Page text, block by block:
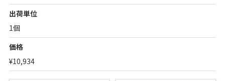
出荷単位
1個
価格
¥10,934